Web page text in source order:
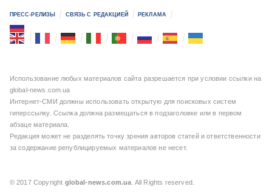
ПРЕСС-РЕЛИЗЫ СВЯЗЬ С РЕДАКЦИЕЙ РЕКЛАМА
Использование любых материалов сайта разрешается при условии ссылки на
global-news.com.ua
Интернет-СМИ должны использовать открытую для поисковых систем
гиперссылку. Ссылка должна размещаться в подзаголовке или в первом
абзаце материала.
Редакция может не разделять точку зрения авторов статей и ответственности
за содержание републицируемых материалов не несет.
© 2017 Copyright global-news.com.ua . All Rights reserved.